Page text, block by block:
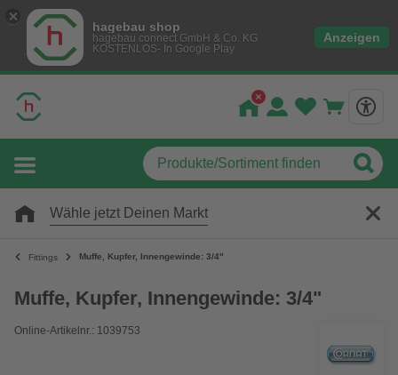
hagebau shop
hagebau connect GmbH & Co. KG
KOSTENLOS- In Google Play
Anzeigen
Wähle jetzt Deinen Markt
Fittings Muffe, Kupfer, Innengewinde: 3/4"
Muffe, Kupfer, Innengewinde: 3/4"
Online-Artikelnr.: 1039753